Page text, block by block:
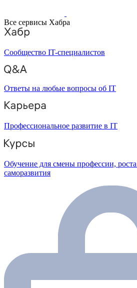
Все сервисы Хабра
Сообщество IT-специалистов
Ответы на любые вопросы об IT
Профессиональное развитие в IT
Обучение для смены профессии, роста
саморазвития